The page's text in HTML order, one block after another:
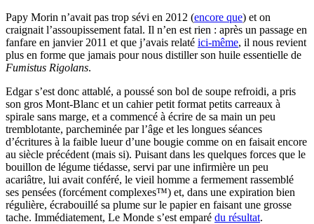
Papy Morin n’avait pas trop sévi en 2012 (encore que) et on
craignait l’assoupissement fatal. Il n’en est rien : après un passage en
fanfare en janvier 2011 et que j’avais relaté ici-même, il nous revient
plus en forme que jamais pour nous distiller son huile essentielle de
Fumistus Rigolans.
Edgar s’est donc attablé, a poussé son bol de soupe refroidi, a pris
son gros Mont-Blanc et un cahier petit format petits carreaux à
spirale sans marge, et a commencé à écrire de sa main un peu
tremblotante, parcheminée par l’âge et les longues séances
d’écritures à la faible lueur d’une bougie comme on en faisait encore
au siècle précédent (mais si). Puisant dans les quelques forces que le
bouillon de légume tiédasse, servi par une infirmière un peu
acariâtre, lui avait conféré, le vieil homme a fermement rassemblé
ses pensées (forcément complexes™) et, dans une expiration bien
régulière, écrabouillé sa plume sur le papier en faisant une grosse
tache. Immédiatement, Le Monde s’est emparé du résultat.